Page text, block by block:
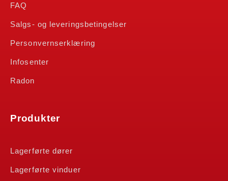
FAQ
Salgs- og leveringsbetingelser
Personvernserklæring
Infosenter
Radon
Produkter
Lagerførte dører
Lagerførte vinduer